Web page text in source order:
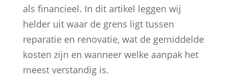
als financieel. In dit artikel leggen wij
helder uit waar de grens ligt tussen
reparatie en renovatie, wat de gemiddelde
kosten zijn en wanneer welke aanpak het
meest verstandig is.